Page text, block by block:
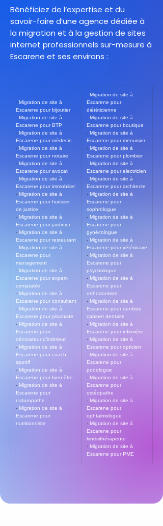
Bénéficiez de l’expertise et du
savoir-faire d’une agence dédiée à
la migration et à la gestion de sites
internet professionnels sur-mesure à
Escarene et ses environs :
- Migration de site à
Escarene pour bijoutier
- Migration de site à
Escarene pour BTP
- Migration de site à
Escarene pour médecin
- Migration de site à
Escarene pour notaire
- Migration de site à
Escarene pour avocat
- Migration de site à
Escarene pour immobilier
- Migration de site à
Escarene pour huissier
de justice
- Migration de site à
Escarene pour jardinier
- Migration de site à
Escarene pour restaurant
- Migration de site à
Escarene pour
management
- Migration de site à
Escarene pour expert-
comptable
- Migration de site à
Escarene pour consultant
- Migration de site à
Escarene pour pisciniste
- Migration de site à
Escarene pour
décorateur d’intérieur
- Migration de site à
Escarene pour coach
sportif
- Migration de site à
Escarene pour bien-être
- Migration de site à
Escarene pour
naturopathe
- Migration de site à
Escarene pour
nutritionniste
- Migration de site à
Escarene pour
diététicienne
- Migration de site à
Escarene pour boutique
- Migration de site à
Escarene pour menuisier
- Migration de site à
Escarene pour plombier
- Migration de site à
Escarene pour electricien
- Migration de site à
Escarene pour architecte
- Migration de site à
Escarene pour
sophrologue
- Migration de site à
Escarene pour
gynécologue
- Migration de site à
Escarene pour vétérinaire
- Migration de site à
Escarene pour
psychologue
- Migration de site à
Escarene pour
orthodontiste
- Migration de site à
Escarene pour dentiste
cabinet dentaire
- Migration de site à
Escarene pour infirmière
- Migration de site à
Escarene pour opticien
- Migration de site à
Escarene pour
podologue
- Migration de site à
Escarene pour
ostéopathe
- Migration de site à
Escarene pour
ophtalmologue
- Migration de site à
Escarene pour
kinésithérapeute
- Migration de site à
Escarene pour PME